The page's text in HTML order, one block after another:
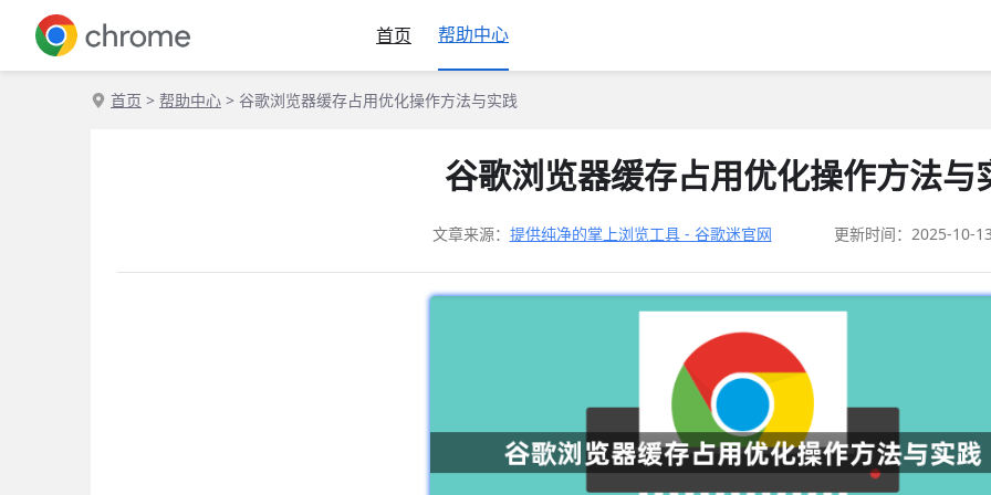
首页 帮助中心
首页 > 帮助中心 > 谷歌浏览器缓存占用优化操作方法与实践
谷歌浏览器缓存占用优化操作方法与
文章来源： 提供纯净的掌上浏览工具 - 谷歌迷官网 更新时间：2025-10-